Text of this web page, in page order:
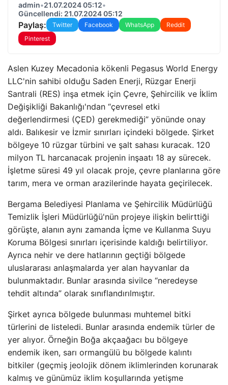
admin•21.07.2024 05:12•
Güncellendi: 21.07.2024 05:12
Paylaş: Twitter Facebook WhatsApp
Reddit
Pinterest
Aslen Kuzey Mecadonia kökenli Pegasus World Energy
LLC'nin sahibi olduğu Saden Enerji, Rüzgar Enerji
Santrali (RES) inşa etmek için Çevre, Şehircilik ve İklim
Değişikliği Bakanlığı'ndan “çevresel etki
değerlendirmesi (ÇED) gerekmediği” yönünde onay
aldı. Balıkesir ve İzmir sınırları içindeki bölgede. Şirket
bölgeye 10 rüzgar türbini ve şalt sahası kuracak. 120
milyon TL harcanacak projenin inşaatı 18 ay sürecek.
İşletme süresi 49 yıl olacak proje, çevre planlarına göre
tarım, mera ve orman arazilerinde hayata geçirilecek.
Bergama Belediyesi Planlama ve Şehircilik Müdürlüğü
Temizlik İşleri Müdürlüğü'nün projeye ilişkin belirttiği
görüşte, alanın aynı zamanda İçme ve Kullanma Suyu
Koruma Bölgesi sınırları içerisinde kaldığı belirtiliyor.
Ayrıca nehir ve dere hatlarının geçtiği bölgede
uluslararası anlaşmalarda yer alan hayvanlar da
bulunmaktadır. Bunlar arasında sivilce “neredeyse
tehdit altında” olarak sınıflandırılmıştır.
Şirket ayrıca bölgede bulunması muhtemel bitki
türlerini de listeledi. Bunlar arasında endemik türler de
yer alıyor. Örneğin Boğa akçaağacı bu bölgeye
endemik iken, sarı ormangülü bu bölgede kalıntı
bitkiler (geçmiş jeolojik dönem iklimlerinden korunarak
kalmış ve günümüz iklim koşullarında yetişme